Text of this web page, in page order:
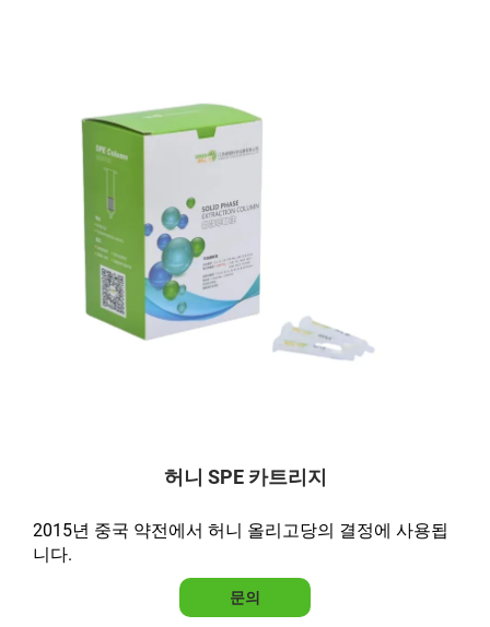
허니 SPE 카트리지
2015년 중국 약전에서 허니 올리고당의 결정에 사용됩
니다.
문의